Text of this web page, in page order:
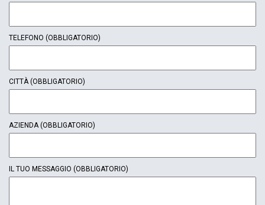
TELEFONO (OBBLIGATORIO)
CITTÀ (OBBLIGATORIO)
AZIENDA (OBBLIGATORIO)
IL TUO MESSAGGIO (OBBLIGATORIO)